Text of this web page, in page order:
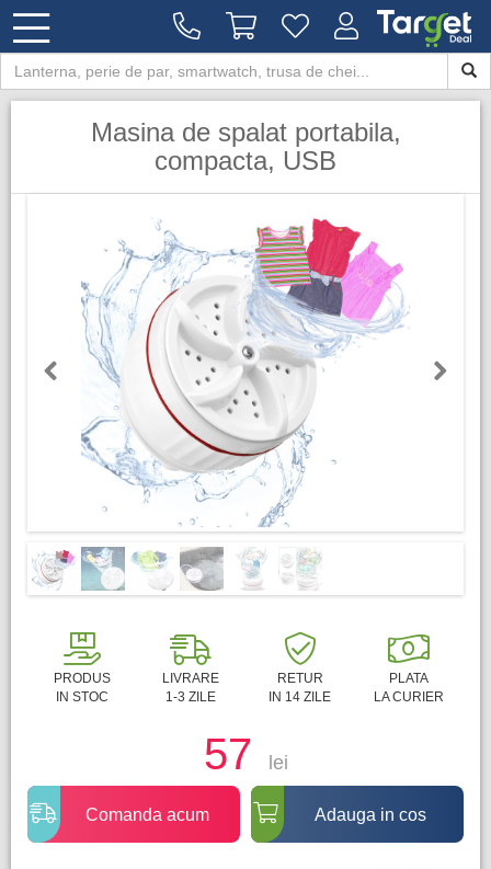
Masina de spalat portabila,
compacta, USB
PRODUS
IN STOC
LIVRARE
1-3 ZILE
RETUR
IN 14 ZILE
PLATA
LA CURIER
57 lei
Comanda acum Adauga in cos